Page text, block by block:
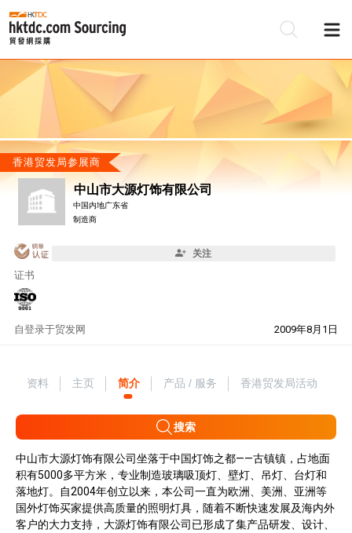
香港贸发局参展商
中山市大源灯饰有限公司
中国内地广东省
制造商
关注
证书
自 2009年8月1日
登录于贸发网
资料 主页 简介 产品 / 服务 香港贸发局活动
搜索
中山市大源灯饰有限公司坐落于中国灯饰之都——古镇镇，占地面
积有5000多平方米，专业制造玻璃吸顶灯、壁灯、吊灯、台灯和
落地灯。自2004年创立以来，本公司一直为欧洲、美洲、亚洲等
国外灯饰买家提供高质量的照明灯具，随着不断快速发展及海内外
客户的大力支持，大源灯饰有限公司已形成了集产品研发、设计、